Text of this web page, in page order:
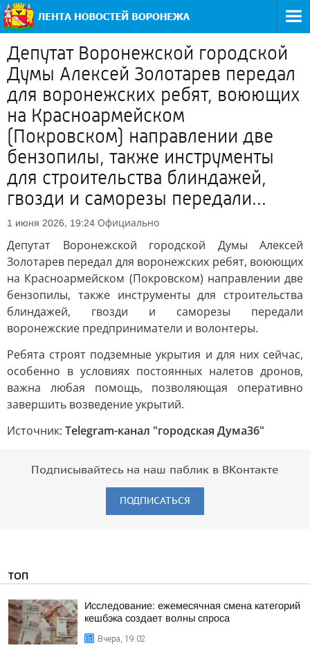
Депутат Воронежской городской
Думы Алексей Золотарев передал
для воронежских ребят, воюющих
на Красноармейском
(Покровском) направлении две
бензопилы, также инструменты
для строительства блиндажей,
гвозди и саморезы передали...
1 июня 2026, 19:24 Официально
Депутат Воронежской городской Думы Алексей
Золотарев передал для воронежских ребят, воюющих
на Красноармейском (Покровском) направлении две
бензопилы, также инструменты для строительства
блиндажей, гвозди и саморезы передали
воронежские предприниматели и волонтеры.
Ребята строят подземные укрытия и для них сейчас,
особенно в условиях постоянных налетов дронов,
важна любая помощь, позволяющая оперативно
завершить возведение укрытий.
Источник: Telegram-канал "городская Дума36"
Подписывайтесь на наш паблик в ВКонтакте
ПОДПИСАТЬСЯ
ТОП
Исследование: ежемесячная смена категорий
кешбэка создает волны спроса
Вчера, 19:02